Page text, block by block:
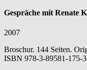
Gespräche mit Renate
2007
Broschur. 144 Seiten.
ISBN 978-3-89581-175-3